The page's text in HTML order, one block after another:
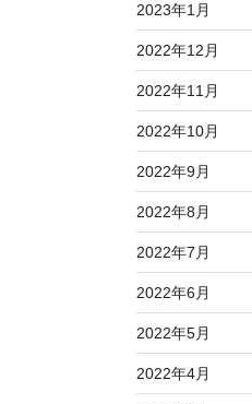
2023年1月
2022年12月
2022年11月
2022年10月
2022年9月
2022年8月
2022年7月
2022年6月
2022年5月
2022年4月